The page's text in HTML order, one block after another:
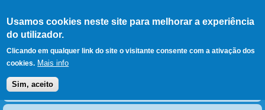
Usamos cookies neste site para melhorar a experiência
do utilizador.
Clicando em qualquer link do site o visitante consente com a ativação dos
cookies. Mais info
Sim, aceito
LERPARAVER , ir para a
página principal
O portal da visão diferente
Menu principal
Notícias